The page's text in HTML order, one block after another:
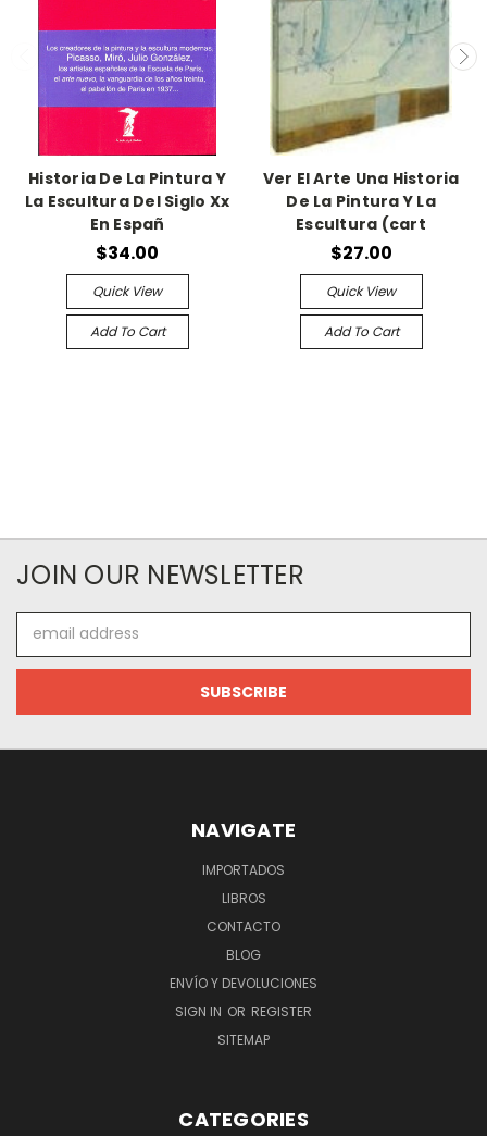
Historia De La Pintura Y
La Escultura Del Siglo Xx
En Españ
$34.00
Quick View
Add To Cart
Ver El Arte Una Historia
De La Pintura Y La
Escultura (cart
$27.00
Quick View
Add To Cart
JOIN OUR NEWSLETTER
Address
NAVIGATE
IMPORTADOS
LIBROS
CONTACTO
BLOG
ENVÍO Y DEVOLUCIONES
SIGN IN OR REGISTER
SITEMAP
CATEGORIES